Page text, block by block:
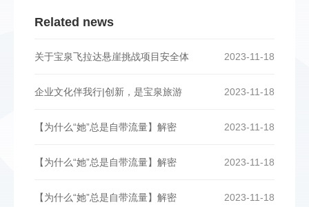
Related news
2023-11-18
关于宝泉飞拉达悬崖挑战项目安全体
2023-11-18
企业文化伴我行|创新，是宝泉旅游
2023-11-18
【为什么“她”总是自带流量】解密
2023-11-18
【为什么“她”总是自带流量】解密
2023-11-18
【为什么“她”总是自带流量】解密